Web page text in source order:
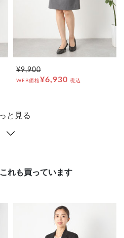
¥9,900
WEB価格¥6,930 税込
と見る
れも買っています